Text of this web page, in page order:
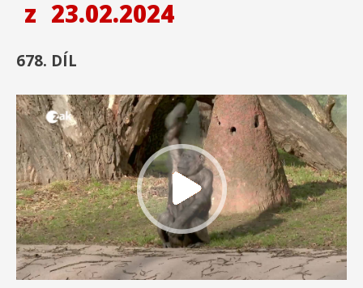
z 23.02.2024
678. DÍL